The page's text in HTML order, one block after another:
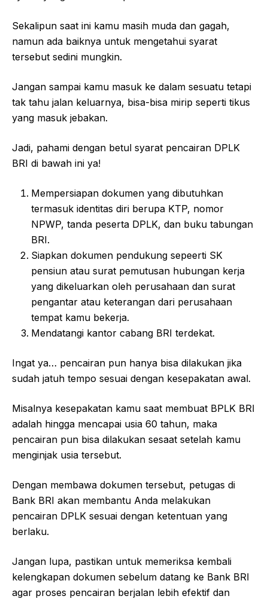
Sekalipun saat ini kamu masih muda dan gagah,
namun ada baiknya untuk mengetahui syarat
tersebut sedini mungkin.
Jangan sampai kamu masuk ke dalam sesuatu tetapi
tak tahu jalan keluarnya, bisa-bisa mirip seperti tikus
yang masuk jebakan.
Jadi, pahami dengan betul syarat pencairan DPLK
BRI di bawah ini ya!
Mempersiapan dokumen yang dibutuhkan
termasuk identitas diri berupa KTP, nomor
NPWP, tanda peserta DPLK, dan buku tabungan
BRI.
Siapkan dokumen pendukung sepeerti SK
pensiun atau surat pemutusan hubungan kerja
yang dikeluarkan oleh perusahaan dan surat
pengantar atau keterangan dari perusahaan
tempat kamu bekerja.
Mendatangi kantor cabang BRI terdekat.
Ingat ya… pencairan pun hanya bisa dilakukan jika
sudah jatuh tempo sesuai dengan kesepakatan awal.
Misalnya kesepakatan kamu saat membuat BPLK BRI
adalah hingga mencapai usia 60 tahun, maka
pencairan pun bisa dilakukan sesaat setelah kamu
menginjak usia tersebut.
Dengan membawa dokumen tersebut, petugas di
Bank BRI akan membantu Anda melakukan
pencairan DPLK sesuai dengan ketentuan yang
berlaku.
Jangan lupa, pastikan untuk memeriksa kembali
kelengkapan dokumen sebelum datang ke Bank BRI
agar proses pencairan berjalan lebih efektif dan